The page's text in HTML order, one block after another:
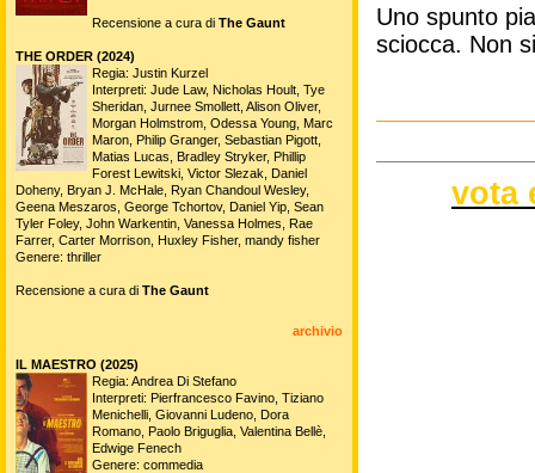
Uno spunto
sciocca. Non
vota
Recensione a cura di The Gaunt
THE ORDER (2024)
Regia: Justin Kurzel
Interpreti: Jude Law, Nicholas Hoult, Tye
Sheridan, Jurnee Smollett, Alison Oliver,
Morgan Holmstrom, Odessa Young, Marc
Maron, Philip Granger, Sebastian Pigott,
Matias Lucas, Bradley Stryker, Phillip
Forest Lewitski, Victor Slezak, Daniel
Doheny, Bryan J. McHale, Ryan Chandoul Wesley,
Geena Meszaros, George Tchortov, Daniel Yip, Sean
Tyler Foley, John Warkentin, Vanessa Holmes, Rae
Farrer, Carter Morrison, Huxley Fisher, mandy fisher
Genere: thriller
Recensione a cura di The Gaunt
archivio
IL MAESTRO (2025)
Regia: Andrea Di Stefano
Interpreti: Pierfrancesco Favino, Tiziano
Menichelli, Giovanni Ludeno, Dora
Romano, Paolo Briguglia, Valentina Bellè,
Edwige Fenech
Genere: commedia